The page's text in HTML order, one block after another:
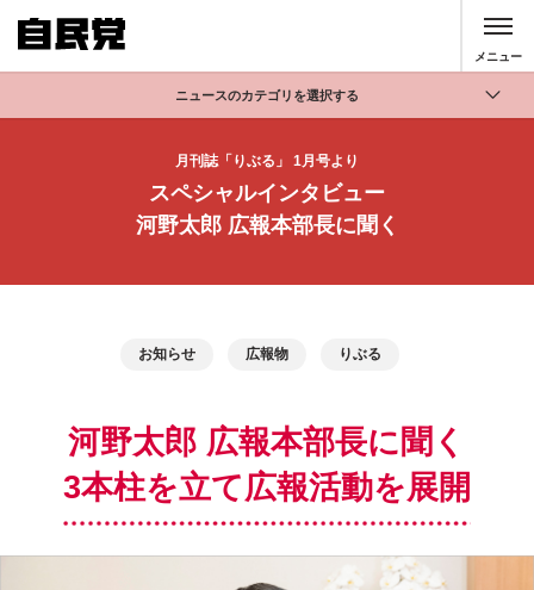
メニュー
ニュースのカテゴリを選択する
記者会見
活動局
月刊誌「りぶる」 1月号より
スペシャルインタビュー
河野太郎 広報本部長に聞く
お知らせ 広報物 りぶる
河野太郎 広報本部長に聞く
3本柱を立て広報活動を展開